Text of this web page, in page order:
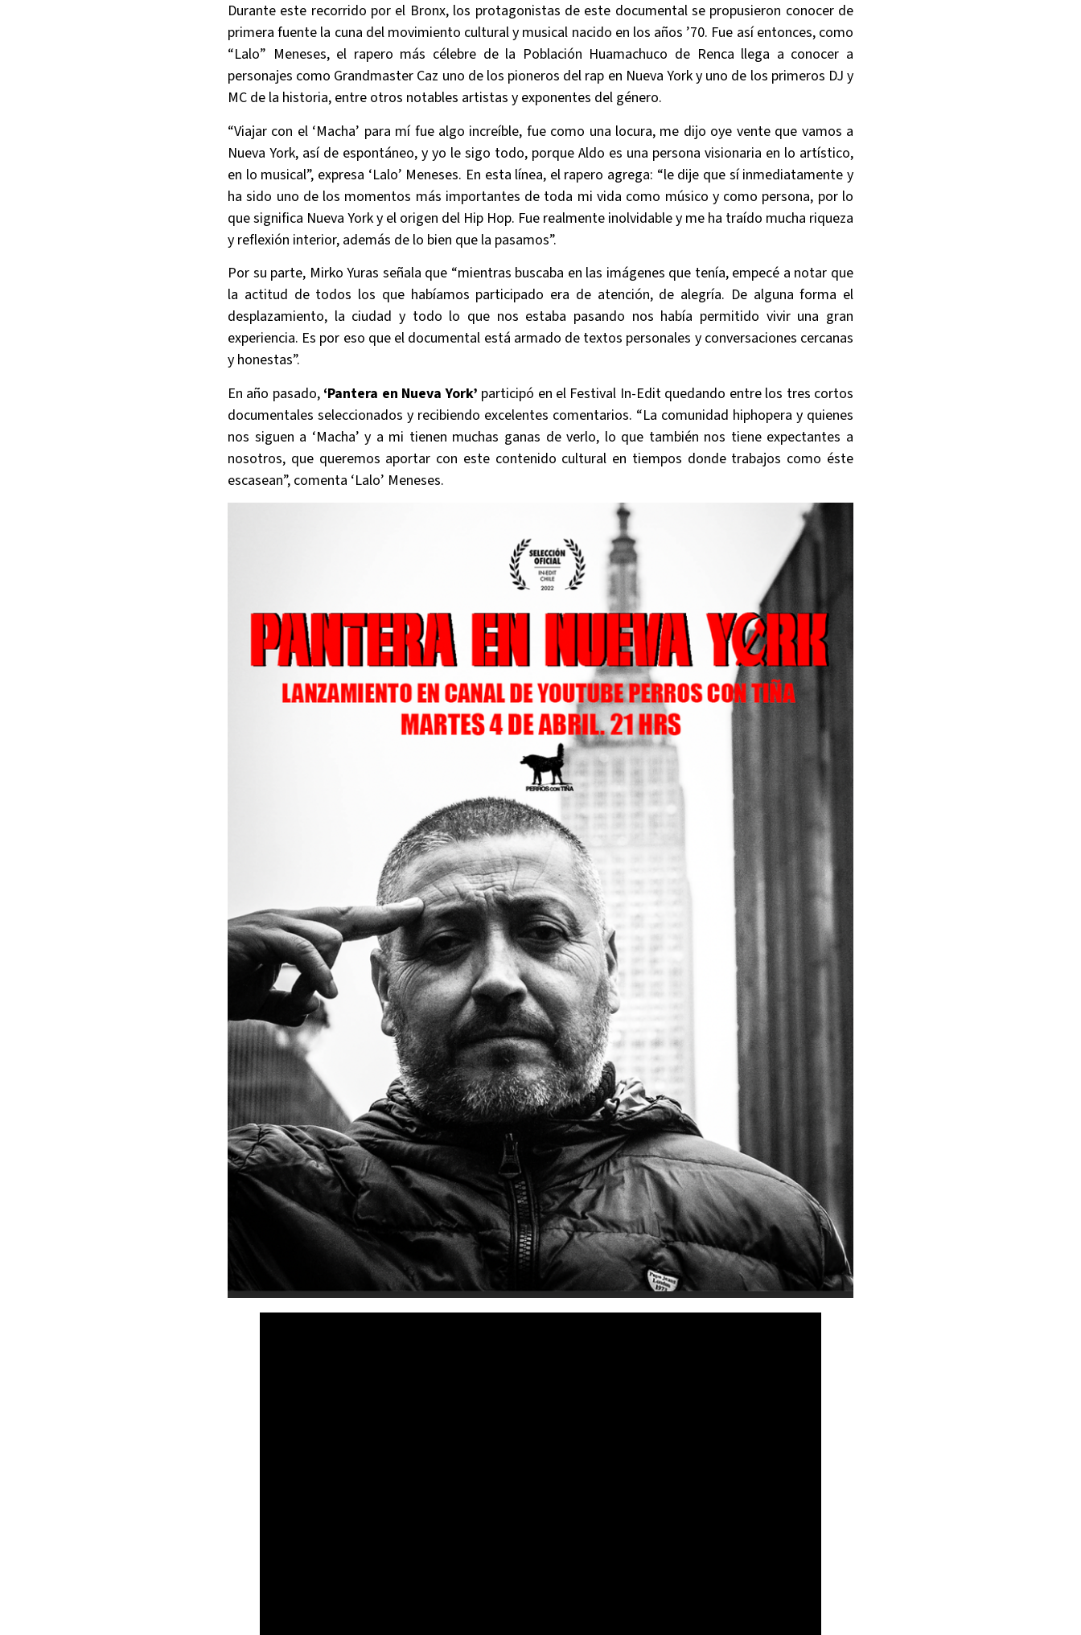
Durante este recorrido por el Bronx, los protagonistas de este documental se propusieron conocer de
primera fuente la cuna del movimiento cultural y musical nacido en los años ’70. Fue así entonces, como
“Lalo” Meneses, el rapero más célebre de la Población Huamachuco de Renca llega a conocer a
personajes como Grandmaster Caz uno de los pioneros del rap en Nueva York y uno de los primeros DJ y
MC de la historia, entre otros notables artistas y exponentes del género.
“Viajar con el ‘Macha’ para mí fue algo increíble, fue como una locura, me dijo oye vente que vamos a
Nueva York, así de espontáneo, y yo le sigo todo, porque Aldo es una persona visionaria en lo artístico,
en lo musical”, expresa ‘Lalo’ Meneses. En esta línea, el rapero agrega: “le dije que sí inmediatamente y
ha sido uno de los momentos más importantes de toda mi vida como músico y como persona, por lo
que significa Nueva York y el origen del Hip Hop. Fue realmente inolvidable y me ha traído mucha riqueza
y reflexión interior, además de lo bien que la pasamos”.
Por su parte, Mirko Yuras señala que “mientras buscaba en las imágenes que tenía, empecé a notar que
la actitud de todos los que habíamos participado era de atención, de alegría. De alguna forma el
desplazamiento, la ciudad y todo lo que nos estaba pasando nos había permitido vivir una gran
experiencia. Es por eso que el documental está armado de textos personales y conversaciones cercanas
y honestas”.
En año pasado, ‘Pantera en Nueva York’ participó en el Festival In-Edit quedando entre los tres cortos
documentales seleccionados y recibiendo excelentes comentarios. “La comunidad hiphopera y quienes
nos siguen a ‘Macha’ y a mi tienen muchas ganas de verlo, lo que también nos tiene expectantes a
nosotros, que queremos aportar con este contenido cultural en tiempos donde trabajos como éste
escasean”, comenta ‘Lalo’ Meneses.